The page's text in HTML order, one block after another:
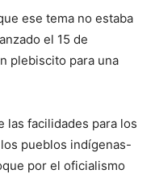
ese tema no estaba
el 15 de
plebiscito para una
las facilidades para los
pueblos indígenas-
por el oficialismo